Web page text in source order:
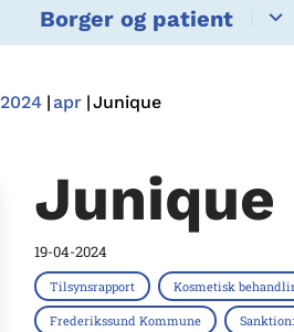
Borger og patient
2024 apr Junique
Junique
19-04-2024
Tilsynsrapport Kosmetisk
Frederikssund Kommune